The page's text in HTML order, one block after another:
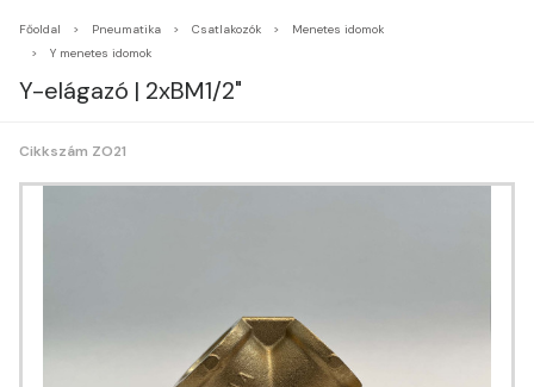
Főoldal Pneumatika Csatlakozók
Menetes idomok
Y menetes idomok
Y-elágazó | 2xBM1/2"
Cikkszám ZO21